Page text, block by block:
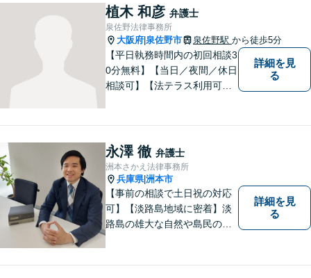
育ちの私が丁寧にサポートし
ます。【丁寧なヒアリング】
【休日や夜間相談も柔軟に対
応】
植木 和彦 弁護士
泉佐野法律事務所
大阪府 泉佐野市 泉佐野駅 から徒歩5分
【平日執務時間内の初回相談3
0分無料】【当日／夜間／休日
相談可】【法テラス利用可】
詳細を見
る
永澤 徹 弁護士
洲本さかえ法律事務所
兵庫県|洲本市
【事前の相談で土日祝の対応
可】【淡路島地域に密着】淡
路島の雄大な自然や島民の
力で励んでおります。事前の
詳細を見
る